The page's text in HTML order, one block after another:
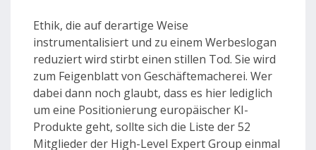
Ethik, die auf derartige Weise
instrumentalisiert und zu einem Werbeslogan
reduziert wird stirbt einen stillen Tod. Sie wird
zum Feigenblatt von Geschäftemacherei. Wer
dabei dann noch glaubt, dass es hier lediglich
um eine Positionierung europäischer KI-
Produkte geht, sollte sich die Liste der 52
Mitglieder der High-Level Expert Group einmal